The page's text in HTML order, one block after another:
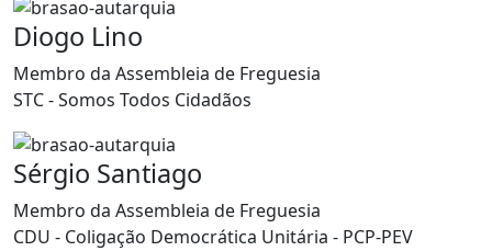
Diogo Lino
Membro da Assembleia de Freguesia
STC - Somos Todos Cidadãos
Sérgio Santiago
Membro da Assembleia de Freguesia
CDU - Coligação Democrática Unitária - PCP-PEV